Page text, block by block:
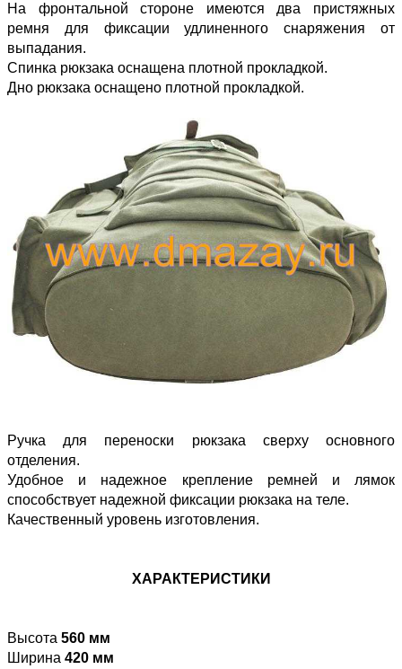
На фронтальной стороне имеются два пристяжных
ремня для фиксации удлиненного снаряжения от
выпадания.
Спинка рюкзака оснащена плотной прокладкой.
Дно рюкзака оснащено плотной прокладкой.
Ручка для переноски рюкзака сверху основного
отделения.
Удобное и надежное крепление ремней и лямок
способствует надежной фиксации рюкзака на теле.
Качественный уровень изготовления.
ХАРАКТЕРИСТИКИ
Высота 560 мм
Ширина 420 мм